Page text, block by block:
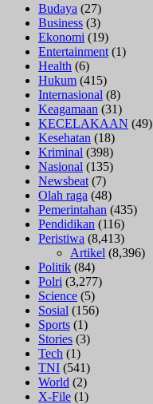
Budaya (27)
Business (3)
Ekonomi (19)
Entertainment (1)
Health (6)
Hukum (415)
Internasional (8)
Keagamaan (31)
KECELAKAAN (49)
Kesehatan (18)
Kriminal (398)
Nasional (135)
Newsbeat (7)
Olah raga (48)
Pemerintahan (435)
Pendidikan (116)
Peristiwa (8,413)
Artikel (8,396)
Politik (84)
Polri (3,277)
Science (5)
Sosial (156)
Sports (1)
Stories (3)
Tech (1)
TNI (541)
World (2)
X-File (1)